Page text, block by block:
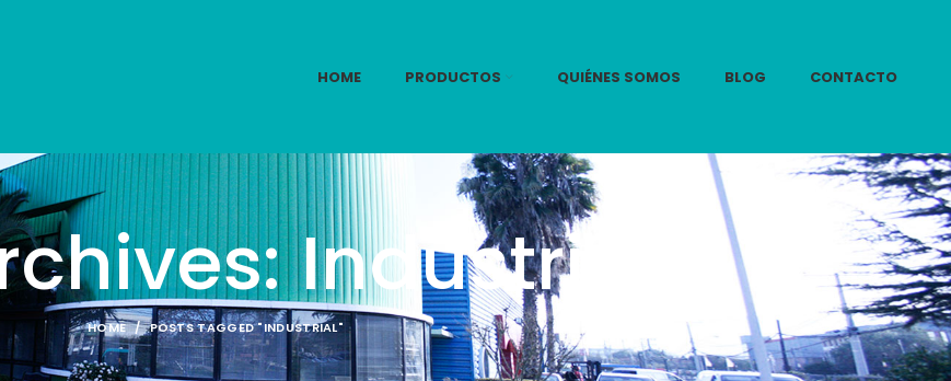
HOME PRODUCTOS QUIÉNES SOMOS BLOG CONTACTO
Industrial
HOME POSTS TAGGED "INDUSTRIAL"